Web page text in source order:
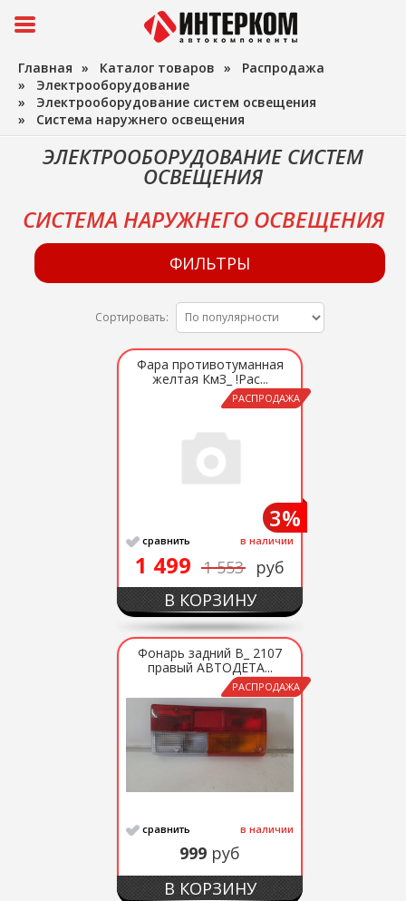
Главная » Каталог товаров » Распродажа
» Электрооборудование
» Электрооборудование систем освещения
» Система наружнего освещения
ЭЛЕКТРООБОРУДОВАНИЕ СИСТЕМ
ОСВЕЩЕНИЯ
СИСТЕМА НАРУЖНЕГО ОСВЕЩЕНИЯ
ФИЛЬТРЫ
Сортировать:
РАСПРОДАЖА
Фара противотуманная
желтая КмЗ_ !Рас...
сравнить в наличии
1 499 1 553 руб
3%
В КОРЗИНУ
РАСПРОДАЖА
Фонарь задний В_ 2107
правый АВТОДЕТА...
сравнить в наличии
999 руб
В КОРЗИНУ